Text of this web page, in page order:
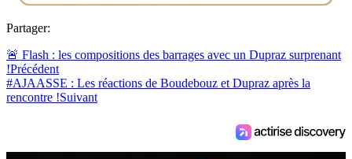
Partager:
🚨 Flash : les compositions des barrages avec un Dupraz surprenant
!Précédent
#AJAASSE : Les réactions de Boudebouz et Dupraz après la
rencontre !Suivant